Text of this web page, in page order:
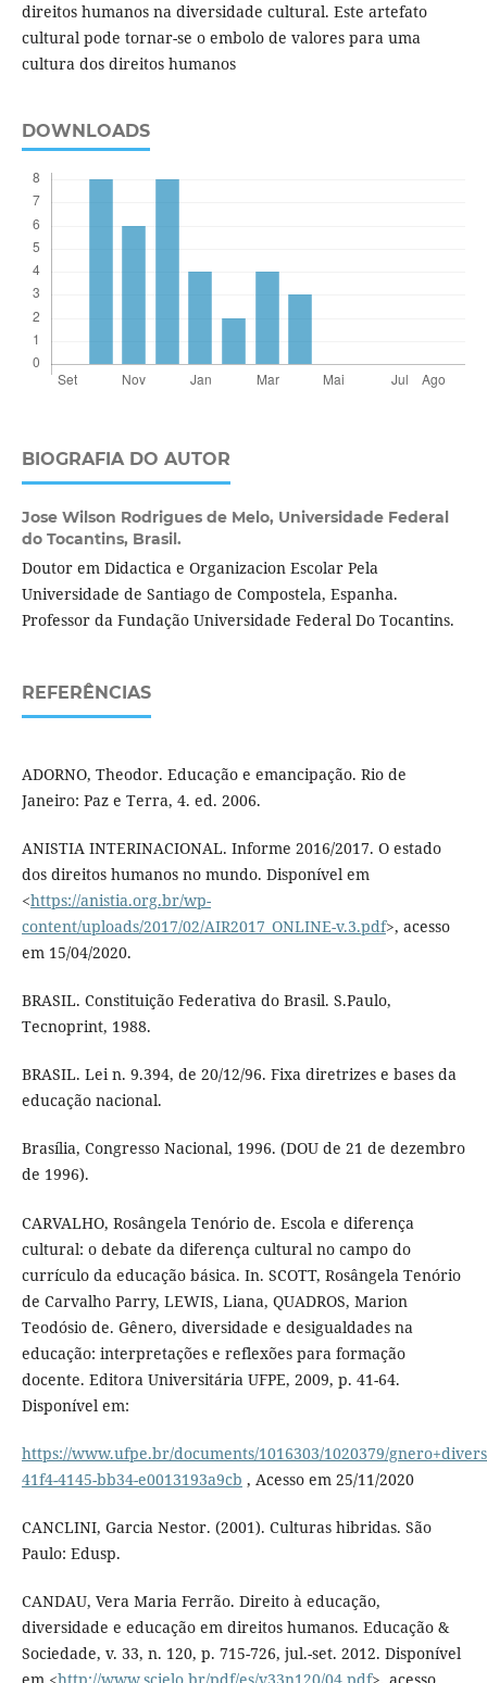
direitos humanos na diversidade cultural. Este artefato
cultural pode tornar-se o embolo de valores para uma
cultura dos direitos humanos
DOWNLOADS
BIOGRAFIA DO AUTOR
Jose Wilson Rodrigues de Melo, Universidade Federal
do Tocantins, Brasil.
Doutor em Didactica e Organizacion Escolar Pela
Universidade de Santiago de Compostela, Espanha.
Professor da Fundação Universidade Federal Do Tocantins.
REFERÊNCIAS
ADORNO, Theodor. Educação e emancipação. Rio de
Janeiro: Paz e Terra, 4. ed. 2006.
ANISTIA INTERINACIONAL. Informe 2016/2017. O estado
dos direitos humanos no mundo. Disponível em
<https://anistia.org.br/wp-
content/uploads/2017/02/AIR2017_ONLINE-v.3.pdf>, acesso
em 15/04/2020.
BRASIL. Constituição Federativa do Brasil. S.Paulo,
Tecnoprint, 1988.
BRASIL. Lei n. 9.394, de 20/12/96. Fixa diretrizes e bases da
educação nacional.
Brasília, Congresso Nacional, 1996. (DOU de 21 de dezembro
de 1996).
CARVALHO, Rosângela Tenório de. Escola e diferença
cultural: o debate da diferença cultural no campo do
currículo da educação básica. In. SCOTT, Rosângela Tenório
de Carvalho Parry, LEWIS, Liana, QUADROS, Marion
Teodósio de. Gênero, diversidade e desigualdades na
educação: interpretações e reflexões para formação
docente. Editora Universitária UFPE, 2009, p. 41-64.
Disponível em:
https://www.ufpe.br/documents/1016303/1020379/
41f4-4145-bb34-e0013193a9cb , Acesso em 25/11/2020
CANCLINI, Garcia Nestor. (2001). Culturas hibridas. São
Paulo: Edusp.
CANDAU, Vera Maria Ferrão. Direito à educação,
diversidade e educação em direitos humanos. Educação &
Sociedade, v. 33, n. 120, p. 715-726, jul.-set. 2012. Disponível
em <http://www.scielo.br/pdf/es/v33n120/04.pdf>, acesso